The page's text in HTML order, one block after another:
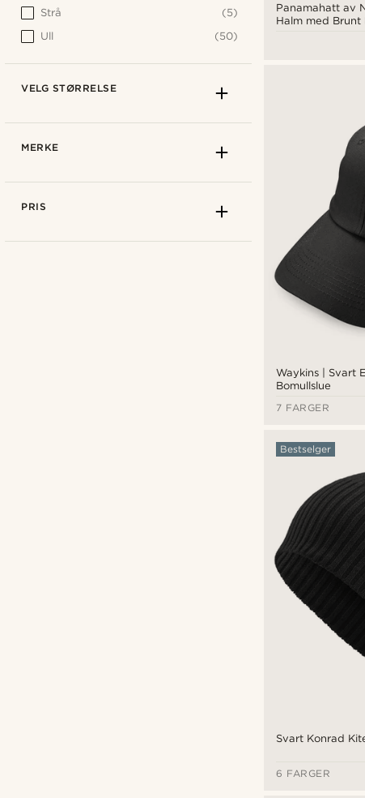
Panamahatt av
Halm med Brunt
Waykins | Svart
Bomullslue
7 FARGER
Svart Konrad
Bestselger
6 FARGER
Strå
(5)
Ull
(50)
VELG STØRRELSE
MERKE
PRIS